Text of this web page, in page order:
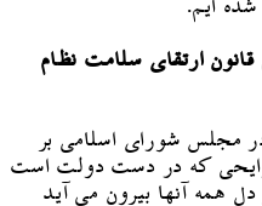
ایم.
قانون ارتقای سلامت نظام
مجلس شورای اسلامی بر
که در دست دولت است
همه آنها بیرون می آید